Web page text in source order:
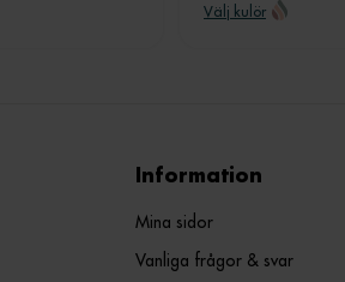
Välj kulör
Information
Mina sidor
Vanliga frågor & svar